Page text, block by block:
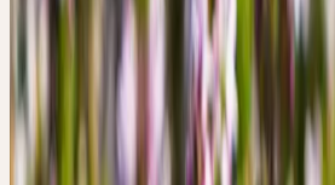
Thym
Thymus vulgaris
Ardeur, sollicitude, purification